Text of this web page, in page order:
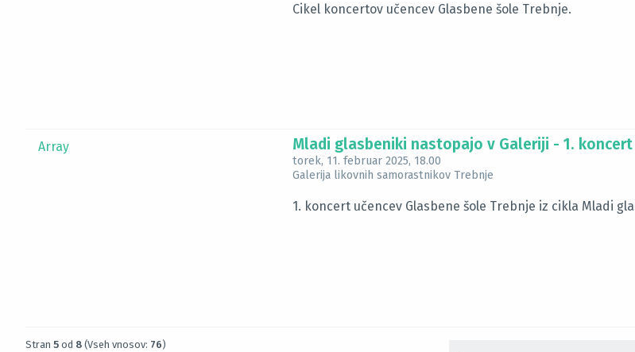
Cikel koncertov učencev Glasbene šole Trebnje.
Array Mladi glasbeniki nastopajo v Galeriji - 1. koncert
torek, 11. februar 2025, 18.00
Galerija likovnih samorastnikov Trebnje
1. koncert učencev Glasbene šole Trebnje iz cikla Mladi
Stran 5 od 8 (Vseh vnosov: 76)